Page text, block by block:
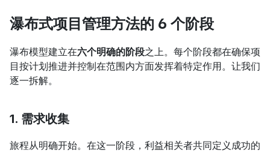
瀑布式项目管理方法的 6 个阶段
瀑布模型建立在六个明确的阶段之上。每个阶段都在确保项
目按计划推进并控制在范围内方面发挥着特定作用。让我们
逐一拆解。
1. 需求收集
旅程从明确开始。在这一阶段，利益相关者共同定义成功的